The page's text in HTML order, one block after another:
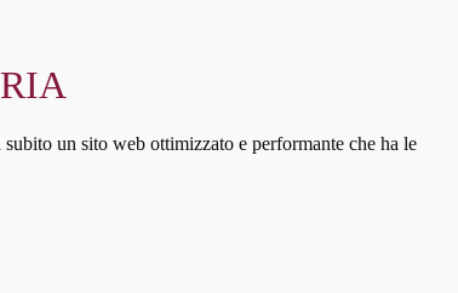
subito un sito web ottimizzato e performante che ha le